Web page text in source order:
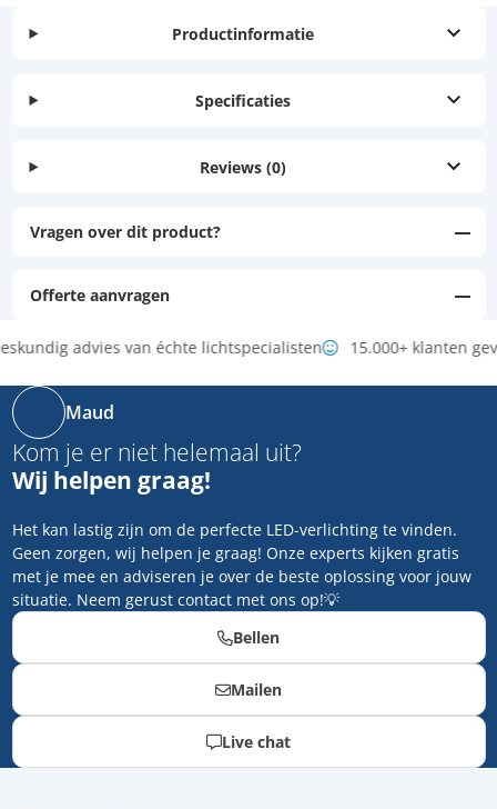
Productinformatie
Specificaties
Reviews (0)
Vragen over dit product?
Offerte aanvragen
advies van échte lichtspecialisten 15.000+ klanten
Maud
Kom je er niet helemaal uit?
Wij helpen graag!
Het kan lastig zijn om de perfecte LED-verlichting te vinden.
Geen zorgen, wij helpen je graag! Onze experts kijken gratis
met je mee en adviseren je over de beste oplossing voor jouw
situatie. Neem gerust contact met ons op!💡
Bellen
Mailen
Live chat